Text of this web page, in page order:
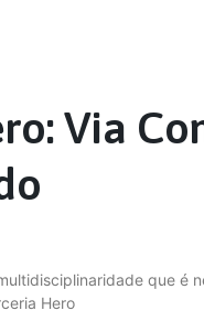
Via
que é
Hero